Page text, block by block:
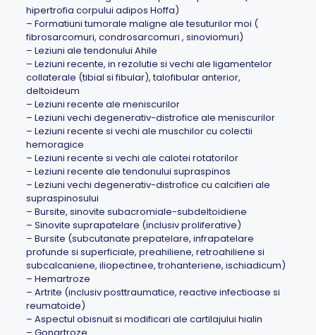
hipertrofia corpului adipos Hoffa)
– Formatiuni tumorale maligne ale tesuturilor moi (
fibrosarcomuri, condrosarcomuri , sinoviomuri)
– Leziuni ale tendonului Ahile
– Leziuni recente, in rezolutie si vechi ale ligamentelor
collaterale (tibial si fibular), talofibular anterior,
deltoideum
– Leziuni recente ale meniscurilor
– Leziuni vechi degenerativ-distrofice ale meniscurilor
– Leziuni recente si vechi ale muschilor cu colectii
hemoragice
– Leziuni recente si vechi ale calotei rotatorilor
– Leziuni recente ale tendonului supraspinos
– Leziuni vechi degenerativ-distrofice cu calcifieri ale
supraspinosului
– Bursite, sinovite subacromiale-subdeltoidiene
– Sinovite suprapatelare (inclusiv proliferative)
– Bursite (subcutanate prepatelare, infrapatelare
profunde si superficiale, preahiliene, retroahiliene si
subcalcaniene, iliopectinee, trohanteriene, ischiadicum)
– Hemartroze
– Artrite (inclusiv posttraumatice, reactive infectioase si
reumatoide)
– Aspectul obisnuit si modificari ale cartilajului hialin